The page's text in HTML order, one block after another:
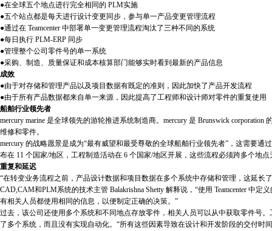
●在全球五个地点进行完全相同的 PLM实施
●五个站点都是每天进行设计变更同步，参与单一产品变更管理流程
●通过在 Teamcenter 中部署单一变更管理流程淘汰了三种不同的系统
●每日执行 PLM-ERP 同步
●管理整个公司零件号的单一系统
●采购、制造、质量保证和成本核算部门能够实时看到最新的产品信息
成效
●由于对存储和管理产品以及项目数据有既定的准则，因此加快了产品开发流程
●由于所有产品数据都来自单一来源，因此提高了工程师和设计师对零件的重复使用
船舶行业领先者
mercury marine 是全球领先的游轮推进系统制造商。mercury 是 Brunswick
维修和零件。
mercury 的战略愿景是成为“最有威望和最受尊敬的全球船舶行业领先者”，这需要
布在 11 个国家/地区，工程制造活动在 6 个国家/地区开展，这些流程必须跨多个地点
重复和延迟
“在转变业务流程之前，产品设计数据和项目数据在多个系统中存储和管理，这延长
CAD,CAM和PLM系统的技术主管 Balakrishna Shetty 解释说，“使用 Teamcenter 中
有相关人员都使用相同的信息，以便制定正确的决策。”
过去，该公司还使用多个系统和不同地点存放零件，相关人员可以从中获取零件号
了多个系统，而且没有实现自动化。“所有这些因素导致在设计和开发阶段的交付时